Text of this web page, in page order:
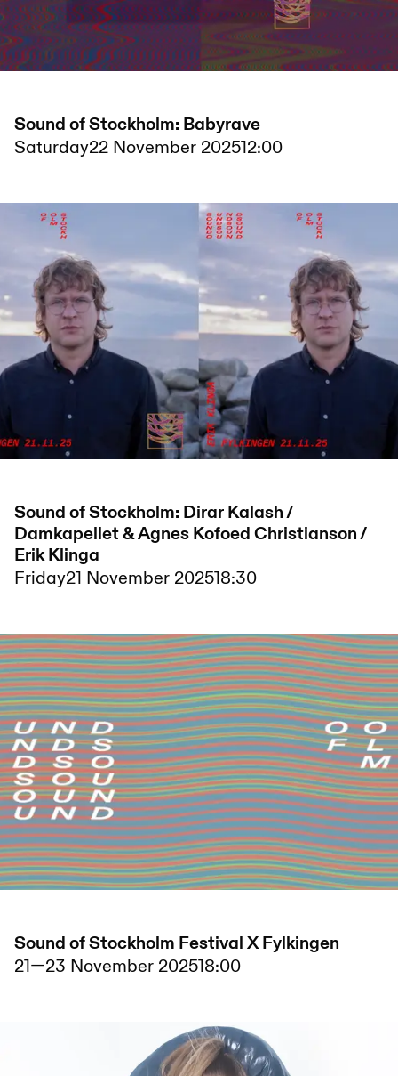
Sound of Stockholm: Babyrave
Saturday22 November 202512:00
Sound of Stockholm: Dirar Kalash /
Damkapellet & Agnes Kofoed Christianson /
Erik Klinga
Friday21 November 202518:30
Sound of Stockholm Festival X Fylkingen
21—23 November 202518:00